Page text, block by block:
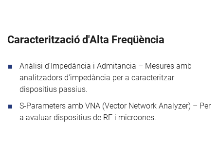
Caracterització d'Alta Freqüència
Anàlisi d'Impedància i Admitancia – Mesures amb
analitzadors d'impedància per a caracteritzar
dispositius passius.
S-Parameters amb VNA (Vector Network Analyzer) – Per
a avaluar dispositius de RF i microones.